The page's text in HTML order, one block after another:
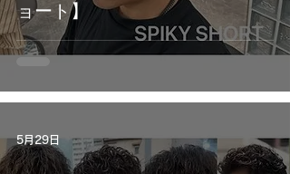
ョート】
5月29日